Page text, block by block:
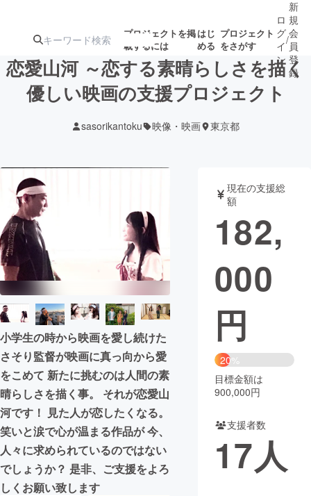
プロジェクトを掲
載するには
はじ
める
プロジェクト
をさがす
ターン
注目の新着プロ
ジェクト
募集終了が近いプ
ロジェクト
音楽
テクノロジー・ガジェット ゲーム・サ
映像・映画
ビジネス・起業
まちづくり・地域活性化
CAMPFIRE for Social Good CAMPFIRE Creation
CAMPFIREふるさと納税machi-ya コミュニティ
ロ
グ
イ
ン
/
新
規
会
員
登
録
恋愛山河 ～恋する素晴らしさを描く
優しい映画の支援プロジェクト
sasorikantoku 映像・映画 東京都
小学生の時から映画を愛し続けた
さそり監督が映画に真っ向から愛
をこめて 新たに挑むのは人間の素
晴らしさを描く事。 それが恋愛山
河です！ 見た人が恋したくなる。
笑いと涙で心が温まる作品が 今、
人々に求められているのではない
でしょうか？ 是非、ご支援をよろ
しくお願い致します
現在の支援総
額
182,
000
円
20%
目標金額は
900,000円
支援者数
17人